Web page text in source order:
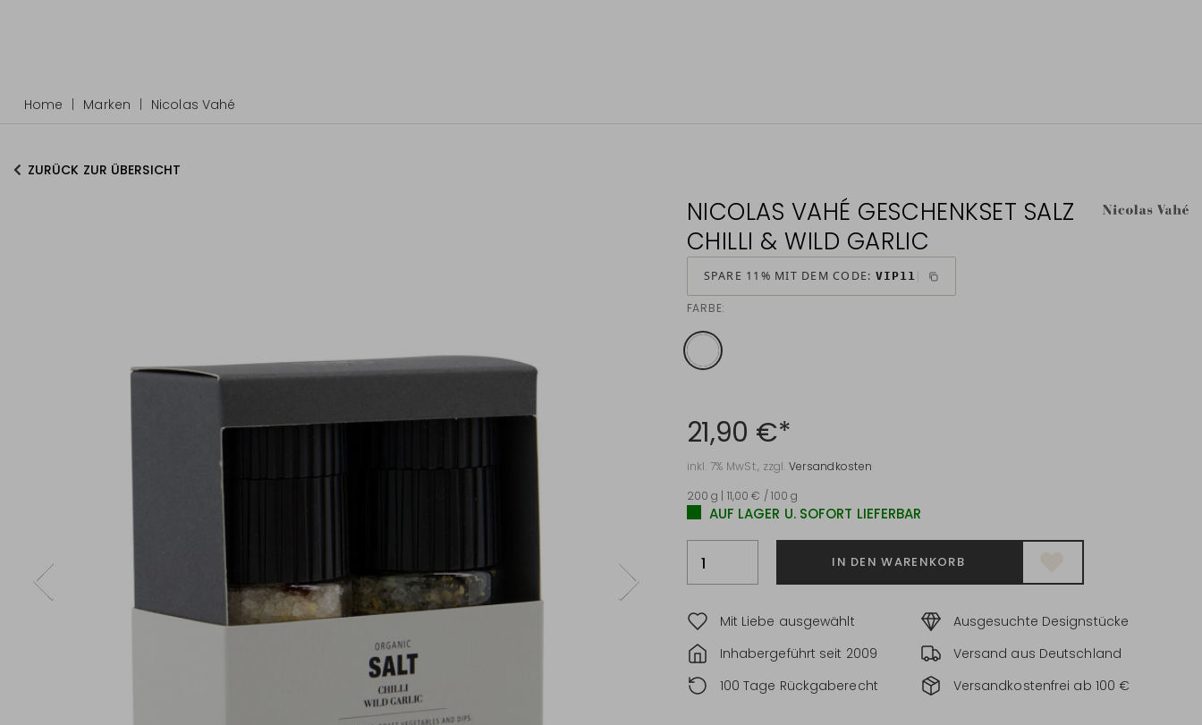
Home Marken Nicolas Vahé
ZURÜCK ZUR ÜBERSICHT
NICOLAS VAHÉ GESCHENKSET SALZ
CHILLI & WILD GARLIC
SPARE 11% MIT DEM CODE: VIP11
FARBE:
21,90 €*
inkl. 7% MwSt., zzgl. Versandkosten
200 g | 11,00 € / 100 g
AUF LAGER U. SOFORT LIEFERBAR
IN DEN WARENKORB
Mit Liebe ausgewählt
Ausgesuchte Designstücke
Inhabergeführt seit 2009
Versand aus Deutschland
100 Tage Rückgaberecht
Versandkostenfrei ab 100 €